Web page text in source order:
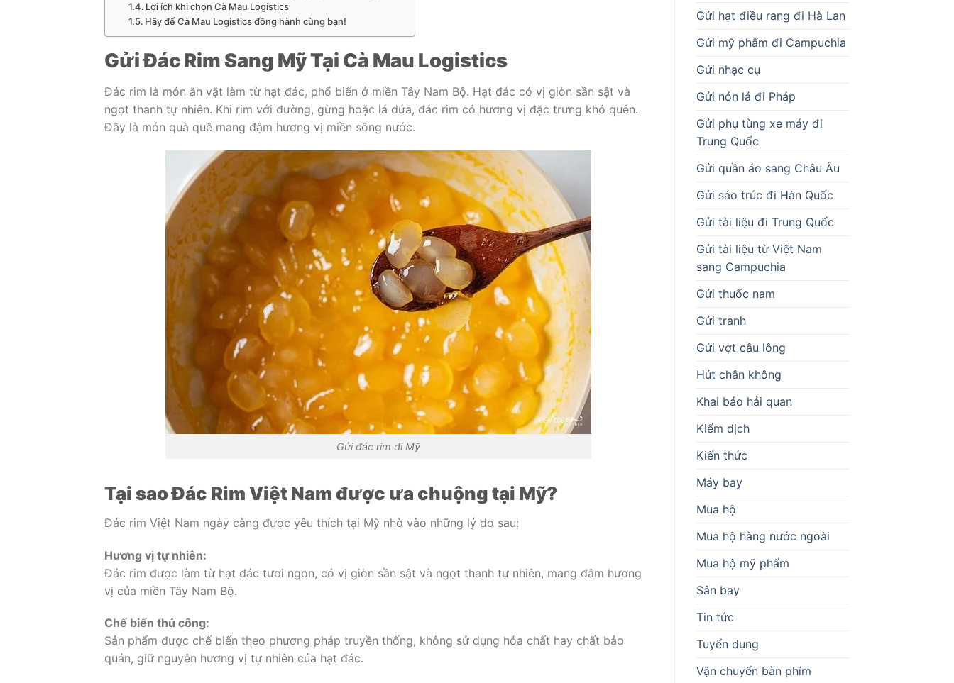
Lợi ích khi chọn Cà Mau Logistics
Hãy để Cà Mau Logistics đồng hành cùng bạn!
Gửi Đác Rim Sang Mỹ Tại Cà Mau Logistics
Đác rim là món ăn vặt làm từ hạt đác, phổ biến ở miền Tây Nam Bộ. Hạt đác có vị giòn sần sật và
ngọt thanh tự nhiên. Khi rim với đường, gừng hoặc lá dứa, đác rim có hương vị đặc trưng khó quên.
Đây là món quà quê mang đậm hương vị miền sông nước.
Gửi đác rim đi Mỹ
Tại sao Đác Rim Việt Nam được ưa chuộng tại Mỹ?
Đác rim Việt Nam ngày càng được yêu thích tại Mỹ nhờ vào những lý do sau:
Hương vị tự nhiên:
Đác rim được làm từ hạt đác tươi ngon, có vị giòn sần sật và ngọt thanh tự nhiên, mang đậm hương
vị của miền Tây Nam Bộ.
Chế biến thủ công:
Sản phẩm được chế biến theo phương pháp truyền thống, không sử dụng hóa chất hay chất bảo
quản, giữ nguyên hương vị tự nhiên của hạt đác.
Gửi hạt điều rang đi Hà Lan
Gửi mỹ phẩm đi Campuchia
Gửi nhạc cụ
Gửi nón lá đi Pháp
Gửi phụ tùng xe máy đi
Trung Quốc
Gửi quần áo sang Châu Âu
Gửi sáo trúc đi Hàn Quốc
Gửi tài liệu đi Trung Quốc
Gửi tài liệu từ Việt Nam
sang Campuchia
Gửi thuốc nam
Gửi tranh
Gửi vợt cầu lông
Hút chân không
Khai báo hải quan
Kiểm dịch
Kiến thức
Máy bay
Mua hộ
Mua hộ hàng nước ngoài
Mua hộ mỹ phẩm
Sân bay
Tin tức
Tuyển dụng
Vận chuyển bàn phím